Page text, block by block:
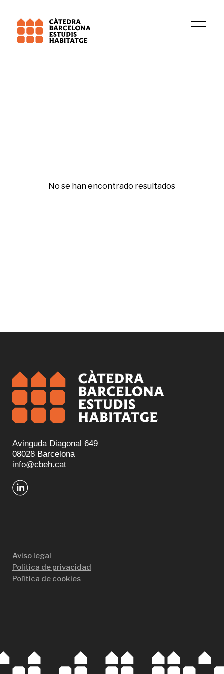
No se han encontrado resultados
Avinguda Diagonal 649
08028 Barcelona
info@cbeh.cat
Aviso legal
Política de privacidad
Política de cookies